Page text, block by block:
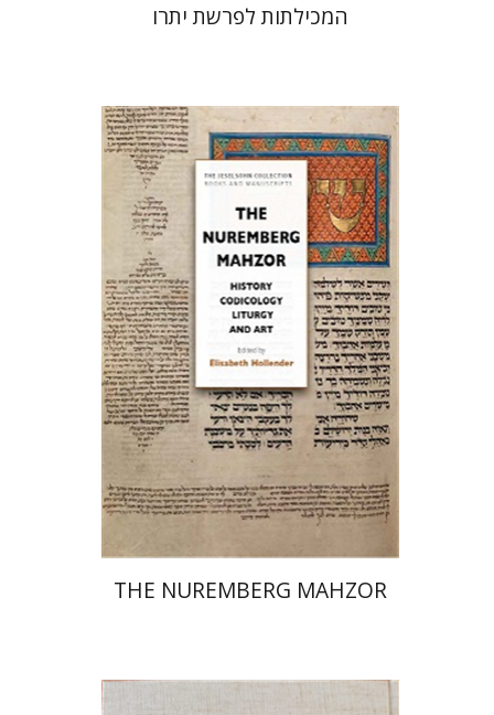
המכילתות לפרשת יתרו
אליזבט הולנדר
הנחת אתר ספר מודפס
$161
$145
THE NUREMBERG MAHZOR